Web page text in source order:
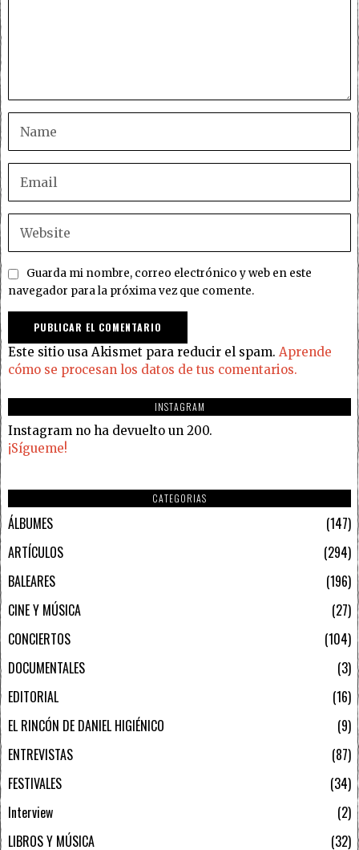
Guarda mi nombre, correo electrónico y web en este
navegador para la próxima vez que comente.
Este sitio usa Akismet para reducir el spam. Aprende
cómo se procesan los datos de tus comentarios.
INSTAGRAM
Instagram no ha devuelto un 200.
¡Sígueme!
CATEGORIAS
ÁLBUMES
147
ARTÍCULOS
294
BALEARES
196
CINE Y MÚSICA
27
CONCIERTOS
104
DOCUMENTALES
3
EDITORIAL
16
EL RINCÓN DE DANIEL HIGIÉNICO
9
ENTREVISTAS
87
FESTIVALES
34
Interview
2
LIBROS Y MÚSICA
32